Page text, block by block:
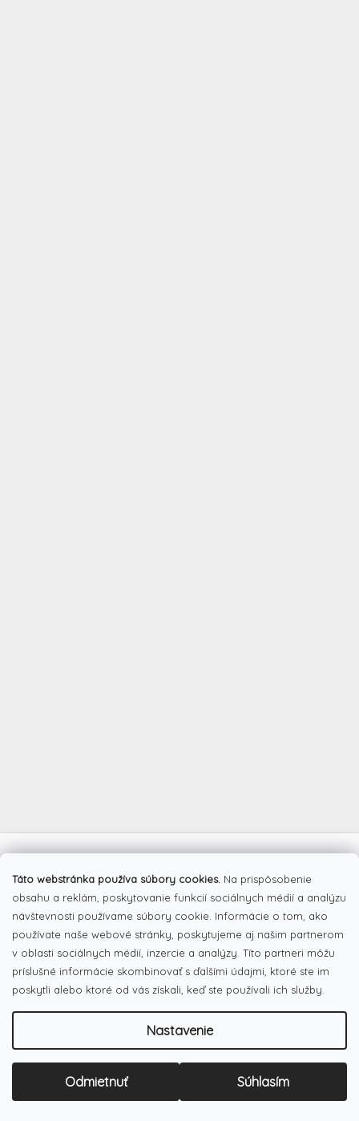
Táto webstránka používa súbory cookies. Na prispôsobenie
obsahu a reklám, poskytovanie funkcií sociálnych médií a analýzu
návštevnosti používame súbory cookie. Informácie o tom, ako
používate naše webové stránky, poskytujeme aj našim partnerom
v oblasti sociálnych médií, inzercie a analýzy. Títo partneri môžu
príslušné informácie skombinovať s ďalšími údajmi, ktoré ste im
poskytli alebo ktoré od vás získali, keď ste používali ich služby.
Nastavenie
Odmietnuť Súhlasím
á
Facebook
Pinterest
Dotazník
Čo najviac oceňujete na našom eshope?
Originálne produkty
(51%)
Široký výber tovaru
(19%)